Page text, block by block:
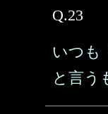
Q.23
いつも
と言う